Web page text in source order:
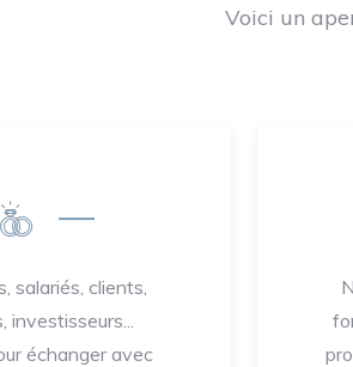
Voici un
salariés, clients,
échanger avec